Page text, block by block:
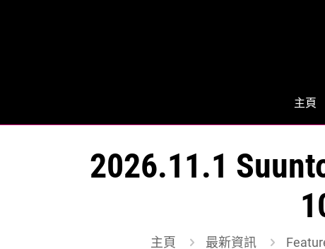
主頁
2026.11.1
主頁 最新資訊